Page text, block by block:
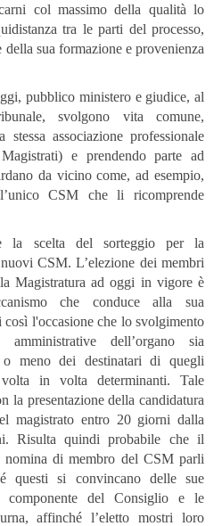
col massimo della qualità lo
tra le parti del processo,
sua formazione e provenienza
pubblico ministero e giudice, al
svolgono vita comune,
stessa associazione professionale
e prendendo parte ad
da vicino come, ad esempio,
CSM che li ricomprende
la scelta del sorteggio per la
CSM. L’elezione dei membri
Magistratura ad oggi in vigore è
che conduce alla sua
l'occasione che lo svolgimento
dell’organo sia
o meno dei destinatari di quegli
in volta determinanti. Tale
la presentazione della candidatura
magistrato entro 20 giorni dalla
Risulta quindi probabile che il
nomina di membro del CSM parli
questi si convincano delle sue
del Consiglio e le
affinché l’eletto mostri loro